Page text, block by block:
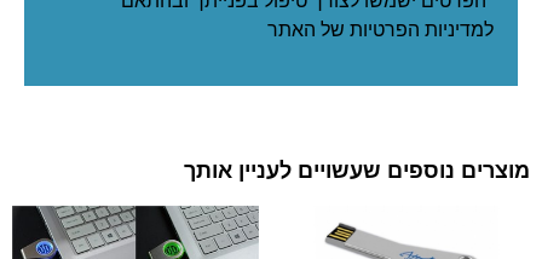
למדיניות הפרטיות של האתר
מוצרים נוספים שעשויים לעניין אותך